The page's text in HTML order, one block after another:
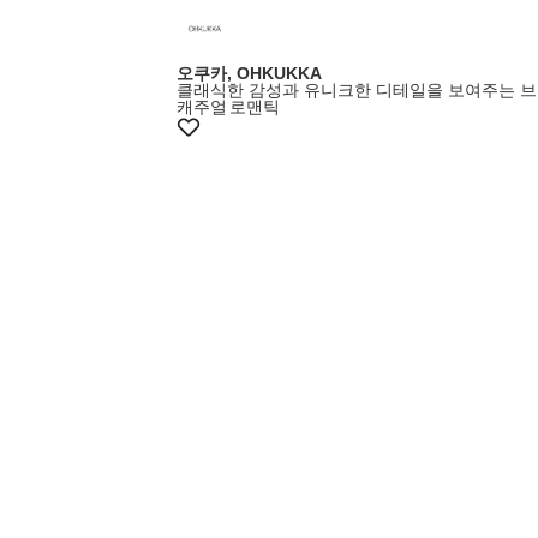
오쿠카, OHKUKKA
클래식한 감성과 유니크한 디테일을 보여주는
캐주얼 로맨틱